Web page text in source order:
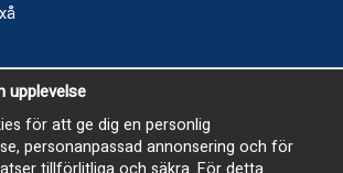
- 15
- 15
Fredag stängt
upplevelse
för att ge dig en personlig
personanpassad annonsering och för